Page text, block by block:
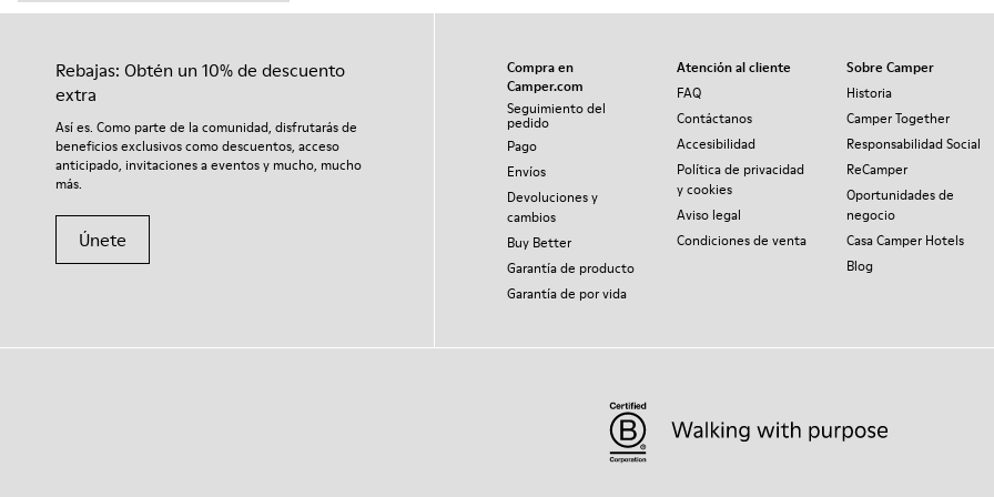
Rebajas: Obtén un 10% de descuento
extra
Así es. Como parte de la comunidad, disfrutarás de
beneficios exclusivos como descuentos, acceso
anticipado, invitaciones a eventos y mucho, mucho
más.
Únete
Compra en
Camper.com
Seguimiento del
pedido
Pago
Envíos
Devoluciones y
cambios
Buy Better
Garantía de producto
Garantía de por vida
Atención al cliente
FAQ
Contáctanos
Accesibilidad
Política de privacidad
y cookies
Aviso legal
Condiciones de venta
Sobre Camper
Historia
Camper Together
Responsabilidad Social
ReCamper
Oportunidades de
negocio
Casa Camper Hotels
Blog